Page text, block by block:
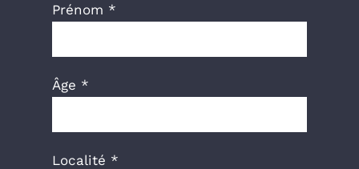
Prénom *
Âge *
Localité *